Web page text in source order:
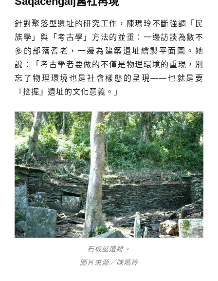
針對聚落型遺址的研究工作，陳瑪玲不斷強調「民
族學」與「考古學」方法的並重：一邊訪談為數不
多的部落耆老，一邊為建築遺址繪製平面圖。她
說：「考古學者要做的不僅是物理環境的重現，別
忘了物理環境也是社會樣態的呈現——也就是要
『挖掘』遺址的文化意義。」
石板屋遺跡。
圖片來源／陳瑪玲